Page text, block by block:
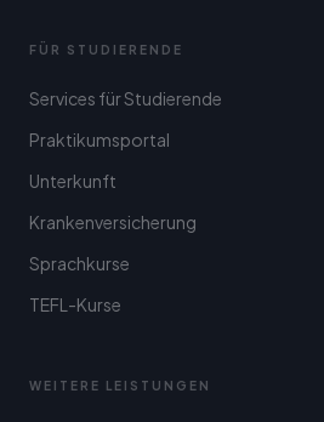
FÜR STUDIERENDE
Services für Studierende
Praktikumsportal
Unterkunft
Krankenversicherung
Sprachkurse
TEFL-Kurse
WEITERE LEISTUNGEN